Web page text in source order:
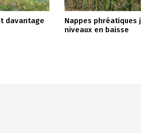
davantage
Nappes phréatiques
niveaux en baisse